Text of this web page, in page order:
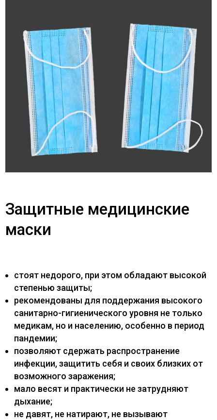
Защитные медицинские
маски
стоят недорого, при этом обладают высокой
степенью защиты;
рекомендованы для поддержания высокого
санитарно-гигиенического уровня не только
медикам, но и населению, особенно в период
пандемии;
позволяют сдержать распространение
инфекции, защитить себя и своих близких от
возможного заражения;
мало весят и практически не затрудняют
дыхание;
не давят, не натирают, не вызывают